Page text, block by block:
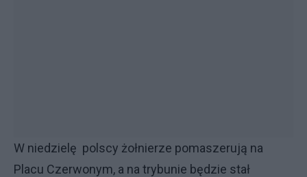
W niedzielę polscy żołnierze pomaszerują na
Placu Czerwonym, a na trybunie będzie stał